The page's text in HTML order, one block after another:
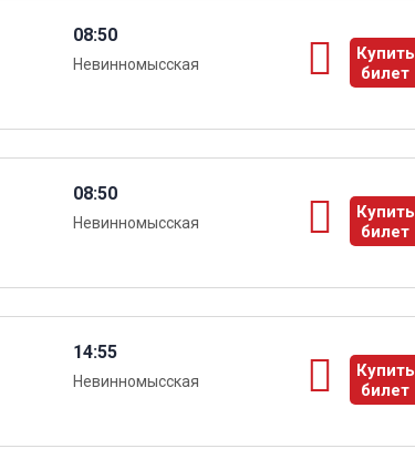
08:50
Невинномысская
Купить
билет
ы
08:50
Невинномысская
Купить
билет
ы
14:55
Невинномысская
Купить
билет
ы